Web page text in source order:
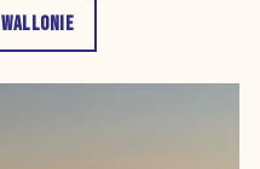
WALLONIE